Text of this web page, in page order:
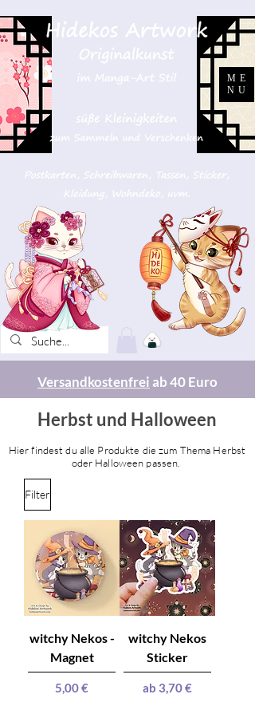
ME
NU
Versandkostenfrei ab 40 Euro
Herbst und Halloween
Hier findest du alle Produkte die zum Thema Herbst
oder Halloween passen.
Filter
witchy Nekos -
Magnet
Preis
5,00 €
witchy Nekos
Sticker
ab 3,70 €
Sale-Preis